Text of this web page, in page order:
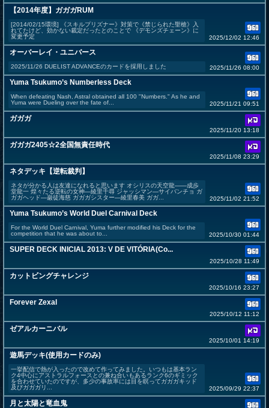
【2014年度】ガガガRUM
[2014/02/15環境] 《スキルプリズナー》対策で《禁じられた聖槍》入
れてたけど、効かない裁定だったとのことで 《デモンズチェーン》に
変更予定
2025/12/02 12:46
オーバーレイ・ユニバース
2025/11/26 DUELIST ADVANCEのカードを採用しました 2025/11/26 08:00
Yuma Tsukumo’s Numberless Deck
When defeating Nash, Astral obtained all 100 "Numbers." As he and
Yuma were Dueling over the fate of...
2025/11/21 09:51
ガガガ
2025/11/20 13:18
ガガガ2405☆2全国無責任時代
2025/11/08 23:29
ネタデッキ【逆転裁判】
ネタが分かる人は友達になれると思います オシリスの天空龍——成歩
堂龍一 煌々たる逆転の女神—綾里千尋 ジャッシマン—サイバンチョ ガ
ガガヘッド—巌徒海慈 ガガガシスター—綾里春美 ガガ...
2025/11/02 21:52
Yuma Tsukumo’s World Duel Carnival Deck
For the World Duel Carnival, Yuma further modified his Deck for the
competition that he was about to...
2025/10/30 01:44
SUPER DECK INICIAL 2013: V DE VITÓRIA(Co...
2025/10/28 11:49
カットビングチャレンジ
2025/10/16 23:27
Forever Zexal
2025/10/12 11:12
ゼアルカーニバル
2025/10/01 14:19
遊馬デッキ(使用カードのみ)
一挙配信で熱が入ったので改めて作ってみました。いつもは基本ラン
ク4中心にアストラルフォースとの兼ね合いもあるランク6のギミック
を合わせていたのですが、多少の事故率には目を瞑ってガガガキッド
及びガガガリ...
2025/09/29 22:37
月と太陽と竜血鬼